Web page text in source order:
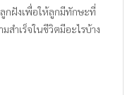
กฝังเพื่อให้ลูกมีทักษะที่
สำเร็จในชีวิตมีอะไรบ้าง